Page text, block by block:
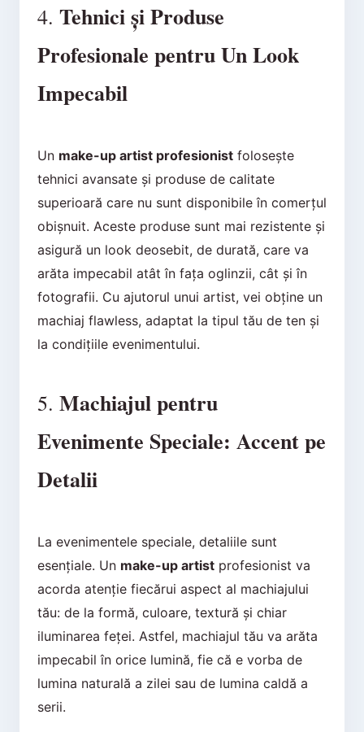
4. Tehnici și Produse
Profesionale pentru Un Look
Impecabil
Un make-up artist profesionistfolosește
tehnici avansate și produse de calitate
superioară care nu sunt disponibile în comerțul
obișnuit. Aceste produse sunt mai rezistente și
asigură un look deosebit, de durată, care va
arăta impecabil atât în fața oglinzii, cât și în
fotografii. Cu ajutorul unui artist, vei obține un
machiaj flawless, adaptat la tipul tău de ten și
la condițiile evenimentului.
5. Machiajul pentru
Evenimente Speciale: Accent pe
Detalii
La evenimentele speciale, detaliile sunt
esențiale. Un make-up artistprofesionist va
acorda atenție fiecărui aspect al machiajului
tău: de la formă, culoare, textură și chiar
iluminarea feței. Astfel, machiajul tău va arăta
impecabil în orice lumină, fie că e vorba de
lumina naturală a zilei sau de lumina caldă a
serii.